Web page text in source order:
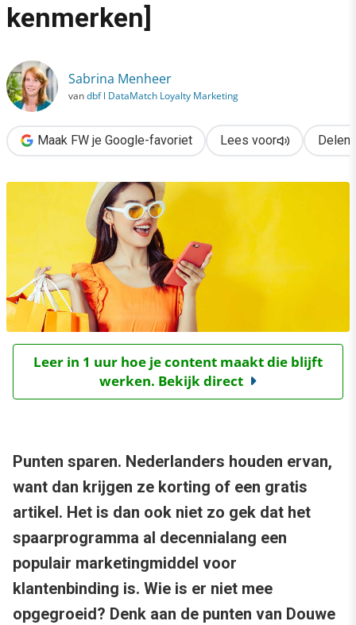
kenmerken]
Sabrina Menheer
vandbf l DataMatch Loyalty Marketing
Maak FW je Google-favoriet Lees voor Delen
Leer in 1 uur hoe je content maakt die blijft
werken. Bekijk direct
Punten sparen. Nederlanders houden ervan,
want dan krijgen ze korting of een gratis
artikel. Het is dan ook niet zo gek dat het
spaarprogramma al decennialang een
populair marketingmiddel voor
klantenbinding is. Wie is er niet mee
opgegroeid? Denk aan de punten van Douwe